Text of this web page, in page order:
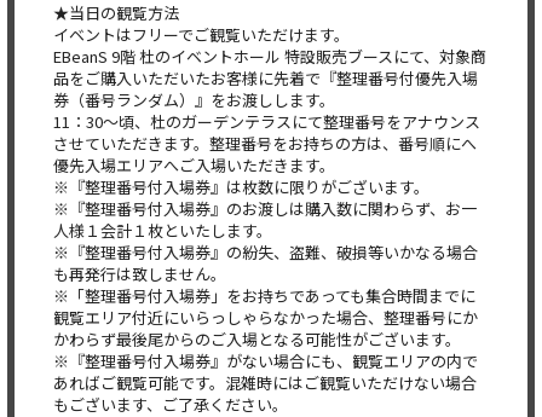
★当日の観覧方法
イベントはフリーでご観覧いただけます。
EBeanS 9階 杜のイベントホール 特設販売ブースにて、対象商
品をご購入いただいたお客様に先着で『整理番号付優先入場
券（番号ランダム）』をお渡しします。
11：30〜頃、杜のガーデンテラスにて整理番号をアナウンス
させていただきます。整理番号をお持ちの方は、番号順にへ
優先入場エリアへご入場いただきます。
※『整理番号付入場券』は枚数に限りがございます。
※『整理番号付入場券』のお渡しは購入数に関わらず、お一
人様１会計１枚といたします。
※『整理番号付入場券』の紛失、盗難、破損等いかなる場合
も再発行は致しません。
※「整理番号付入場券」をお持ちであっても集合時間までに
観覧エリア付近にいらっしゃらなかった場合、整理番号にか
かわらず最後尾からのご入場となる可能性がございます。
※『整理番号付入場券』がない場合にも、観覧エリアの内で
あればご観覧可能です。混雑時にはご観覧いただけない場合
もございます、ご了承ください。